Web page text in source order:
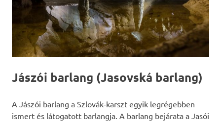
Jászói barlang (Jasovská barlang)
A Jászói barlang a Szlovák-karszt egyik legrégebben
ismert és látogatott barlangja. A barlang bejárata a Jasói